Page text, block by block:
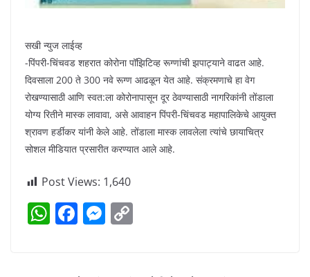
सखी न्युज लाईव्ह
-पिंपरी-चिंचवड शहरात कोरोना पॉझिटिव्ह रूग्णांची झपाट्याने वाढत आहे.
दिवसाला 200 ते 300 नवे रूग्ण आढळून येत आहे. संक्रमणाचे हा वेग
रोखण्यासाठी आणि स्वत:ला कोरोनापासून दूर ठेवण्यासाठी नागरिकांनी तोंडाला
योग्य रितीने मास्क लावावा, असे आवाहन पिंपरी-चिंचवड महापालिकेचे आयुक्त
श्रावण हर्डीकर यांनी केले आहे. तोंडाला मास्क लावलेला त्यांचे छायाचित्र
सोशल मीडियात प्रसारीत करण्यात आले आहे.
Post Views: 1,640
W F M